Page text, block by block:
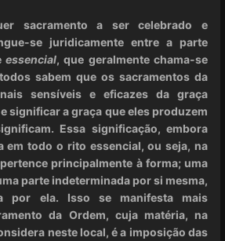
sacramento a ser celebrado e
se juridicamente entre a parte
essencial, que geralmente chama-se
sabem que os sacramentos da
sensíveis e eficazes da graça
significar a graça que eles produzem
Essa significação, embora
em todo o rito essencial, ou seja, na
principalmente à forma; uma
parte indeterminada por si mesma,
por ela. Isso se manifesta mais
da Ordem, cuja matéria, na
neste local, é a imposição das